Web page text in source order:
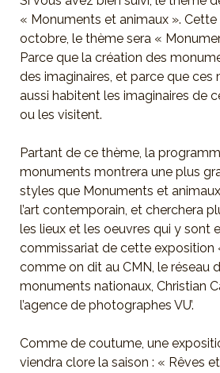
« Monuments et animaux ». Cette
octobre, le thème sera «
Parce que la création des
des imaginaires, et parce que ces
aussi habitent les imaginaires de
ou les visitent.
Partant de ce thème, la
monuments montrera une plus
styles que Monuments et
l’art contemporain, et cherchera
les lieux et les oeuvres qui y sont
commissariat de cette exposition
comme on dit au CMN, le réseau
monuments nationaux, Christian
l’agence de photographes VU’.
Comme de coutume, une
viendra clore la saison : « Rêves